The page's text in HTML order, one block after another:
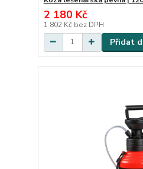
2 180 Kč
1 802 Kč bez DPH
Přidat